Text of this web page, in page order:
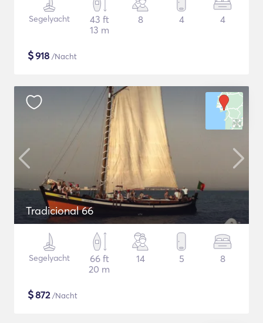
Segelyacht
43 ft
13 m
8 4 4
$918 /Nacht
Tradicional 66
Segelyacht
66 ft
20 m
14 5 8
$872/Nacht